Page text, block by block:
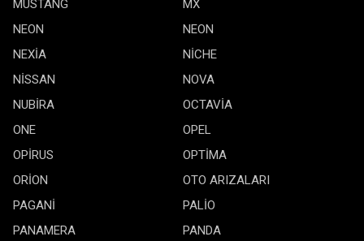
MUSTANG
MX
NEON
NEON
NEXİA
NİCHE
NİSSAN
NOVA
NUBİRA
OCTAVİA
ONE
OPEL
OPİRUS
OPTİMA
ORİON
OTO ARIZALARI
PAGANİ
PALİO
PANAMERA
PANDA